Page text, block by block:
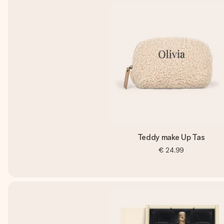
Teddy make Up Tas
€ 24,99